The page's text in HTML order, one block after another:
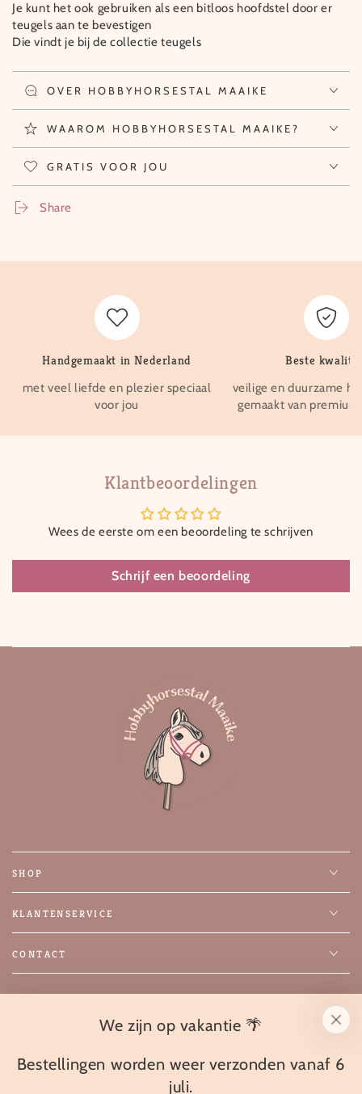
Je kunt het ook gebruiken als een bitloos hoofdstel door er
teugels aan te bevestigen
Die vindt je bij de collectie teugels
OVER HOBBYHORSESTAL MAAIKE
WAAROM HOBBYHORSESTAL MAAIKE?
GRATIS VOOR JOU
Share
Handgemaakt in Nederland
met veel liefde en plezier speciaal
voor jou
Beste
veilige en duurzame
gemaakt van
Klantbeoordelingen
Wees de eerste om een beoordeling te schrijven
Schrijf een beoordeling
SHOP
KLANTENSERVICE
CONTACT
FacebookInstagram
We zijn op vakantie 🌴
Bestellingen worden weer verzonden vanaf 6
juli.